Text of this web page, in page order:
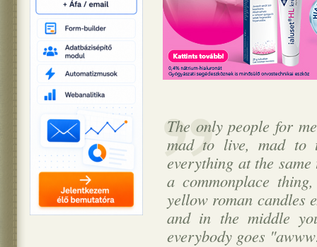
The only people for
mad to live, mad to
everything at the
a commonplace
yellow roman candles
and in the middle
everybody goes